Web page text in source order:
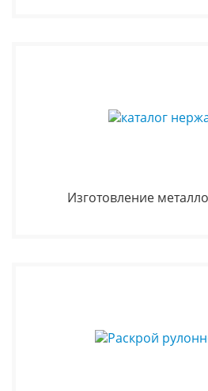
Изготовление